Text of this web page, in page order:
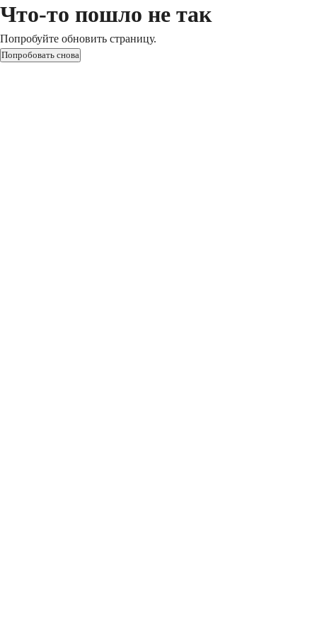
Что-то пошло не так
Попробуйте обновить страницу.
Попробовать снова